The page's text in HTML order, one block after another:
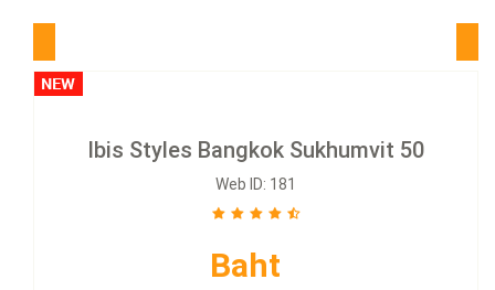
Ibis Styles Bangkok Sukhumvit 50
Web ID: 181
Baht